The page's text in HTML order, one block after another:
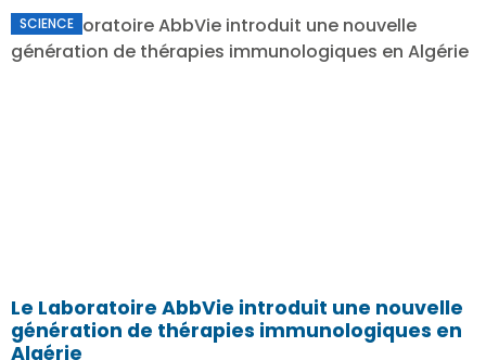
SCIENCE
Le Laboratoire AbbVie introduit une nouvelle
génération de thérapies immunologiques en
Algérie